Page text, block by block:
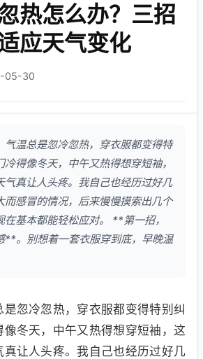
热怎么办？三招
应天气变化
05-30
气温总是忽冷忽热，穿衣服都变得特
得像冬天，中午又热得想穿短袖，
气真让人头疼。我自己也经历过好几
而感冒的情况，后来慢慢摸索出几个
在基本都能轻松应对。 **第一招，
**。别想着一套衣服穿到底，早晚温
忽冷忽热，穿衣服都变得特别纠
冬天，中午又热得想穿短袖，这
让人头疼。我自己也经历过好几